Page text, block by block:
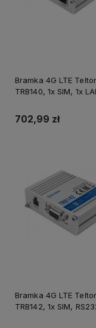
Bramka 4G LTE
TRB140, 1x SIM, 1x
702,99 zł
Bramka 4G LTE
TRB142, 1x SIM,